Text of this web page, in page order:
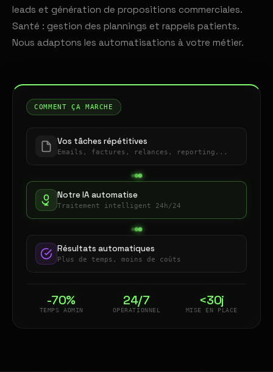
leads et génération de propositions commerciales.
Santé : gestion des plannings et rappels patients.
Nous adaptons les automatisations à votre métier.
COMMENT ÇA MARCHE
Vos tâches répétitives
Emails, factures, relances, reporting...
Notre IA automatise
Traitement intelligent 24h/24
Résultats automatiques
Plus de temps, moins de coûts
-70%
TEMPS ADMIN
24/7
OPÉRATIONNEL
<30j
MISE EN PLACE